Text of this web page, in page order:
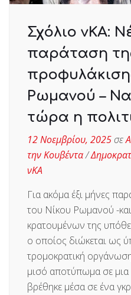
Σχόλιο νΚΑ:
παράταση
Ρωμανού –
τώρα η
12 Νοεμβρίου, 2025σε
την Κουβέντα/
νΚΑ
Για ακόμα έξι μήνες
του Νίκου Ρωμανού -
κρατουμένων της
ο οποίος διώκεται ως
τρομοκρατική
μισό αποτύπωμα σε
βρέθηκε μέσα σε ένα